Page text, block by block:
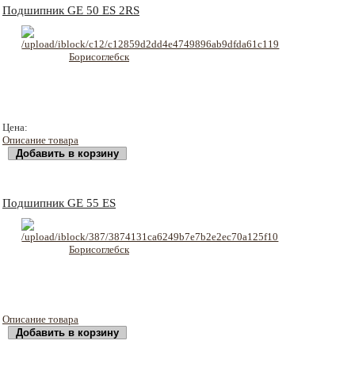
Подшипник GE 50 ES 2RS
Цена:
Описание товара
Подшипник GE 55 ES
Описание товара